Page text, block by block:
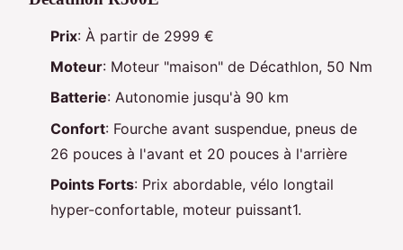
Prix: À partir de 2999 €
Moteur: Moteur "maison" de Décathlon, 50 Nm
Batterie: Autonomie jusqu'à 90 km
Confort: Fourche avant suspendue, pneus de
26 pouces à l'avant et 20 pouces à l'arrière
Points Forts: Prix abordable, vélo longtail
hyper-confortable, moteur puissant1.